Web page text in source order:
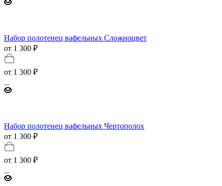
Набор полотенец вафельных Сложноцвет
от 1 300 ₽
от 1 300 ₽
Набор полотенец вафельных Чертополох
от 1 300 ₽
от 1 300 ₽